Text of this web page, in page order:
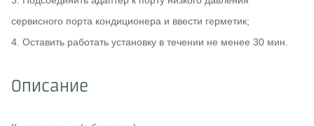
сервисного порта кондиционера и ввести герметик;
4. Оставить работать установку в течении не менее 30 мин.
Описание